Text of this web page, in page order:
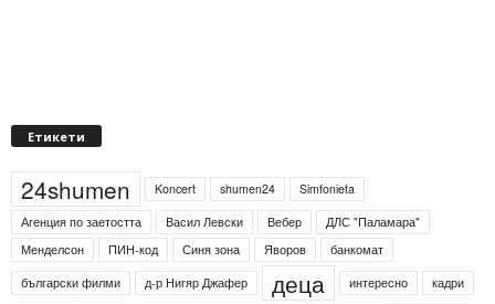
Етикети
24shumen Koncert shumen24
Simfonieta
Агенция по заетостта
Васил Левски Вебер
ДЛС "Паламара"
Менделсон
ПИН-код Синя зона Яворов
банкомат
български филми
д-р Нигяр Джафер деца интересно кадри